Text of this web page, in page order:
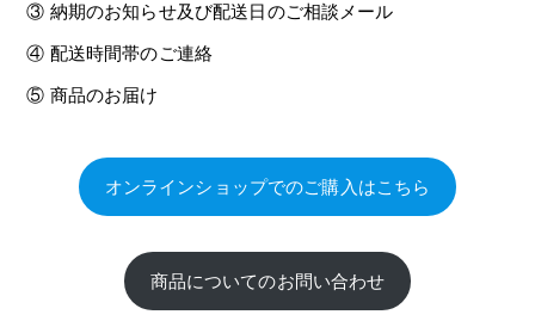
③ 納期のお知らせ及び配送日のご相談メール
④ 配送時間帯のご連絡
⑤ 商品のお届け
オンラインショップでのご購入はこちら
商品についてのお問い合わせ